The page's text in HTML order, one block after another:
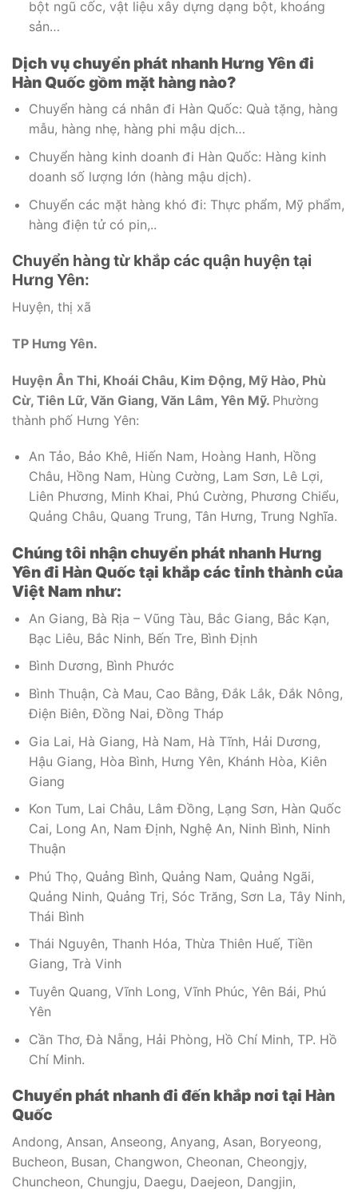
bột ngũ cốc, vật liệu xây dựng dạng bột, khoáng
sản…
Dịch vụ chuyển phát nhanh Hưng Yên đi
Hàn Quốc gồm mặt hàng nào?
Chuyển hàng cá nhân đi Hàn Quốc: Quà tặng, hàng
mẫu, hàng nhẹ, hàng phi mậu dịch…
Chuyển hàng kinh doanh đi Hàn Quốc: Hàng kinh
doanh số lượng lớn (hàng mậu dịch).
Chuyển các mặt hàng khó đi: Thực phẩm, Mỹ phẩm,
hàng điện tử có pin,..
Chuyển hàng từ khắp các quận huyện tại
Hưng Yên:
Huyện, thị xã
TP Hưng Yên.
Huyện Ân Thi, Khoái Châu, Kim Động, Mỹ Hào, Phù
Cừ, Tiên Lữ, Văn Giang, Văn Lâm, Yên Mỹ. Phường
thành phố Hưng Yên:
An Tảo, Bảo Khê, Hiến Nam, Hoàng Hanh, Hồng
Châu, Hồng Nam, Hùng Cường, Lam Sơn, Lê Lợi,
Liên Phương, Minh Khai, Phú Cường, Phương Chiểu,
Quảng Châu, Quang Trung, Tân Hưng, Trung Nghĩa.
Chúng tôi nhận chuyển phát nhanh Hưng
Yên đi Hàn Quốc tại khắp các tỉnh thành của
Việt Nam như:
An Giang, Bà Rịa – Vũng Tàu, Bắc Giang, Bắc Kạn,
Bạc Liêu, Bắc Ninh, Bến Tre, Bình Định
Bình Dương, Bình Phước
Bình Thuận, Cà Mau, Cao Bằng, Đắk Lắk, Đắk Nông,
Điện Biên, Đồng Nai, Đồng Tháp
Gia Lai, Hà Giang, Hà Nam, Hà Tĩnh, Hải Dương,
Hậu Giang, Hòa Bình, Hưng Yên, Khánh Hòa, Kiên
Giang
Kon Tum, Lai Châu, Lâm Đồng, Lạng Sơn, Hàn Quốc
Cai, Long An, Nam Định, Nghệ An, Ninh Bình, Ninh
Thuận
Phú Thọ, Quảng Bình, Quảng Nam, Quảng Ngãi,
Quảng Ninh, Quảng Trị, Sóc Trăng, Sơn La, Tây Ninh,
Thái Bình
Thái Nguyên, Thanh Hóa, Thừa Thiên Huế, Tiền
Giang, Trà Vinh
Tuyên Quang, Vĩnh Long, Vĩnh Phúc, Yên Bái, Phú
Yên
Cần Thơ, Đà Nẵng, Hải Phòng, Hồ Chí Minh, TP. Hồ
Chí Minh.
Chuyển phát nhanh đi đến khắp nơi tại Hàn
Quốc
Andong, Ansan, Anseong, Anyang, Asan, Boryeong,
Bucheon, Busan, Changwon, Cheonan, Cheongjy,
Chuncheon, Chungju, Daegu, Daejeon, Dangjin,